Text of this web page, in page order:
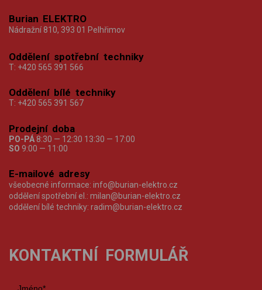
Burian ELEKTRO
Nádražní 810, 393 01 Pelhřimov
Oddělení spotřební techniky
T: +420 565 391 566
Oddělení bílé techniky
T: +420 565 391 567
Prodejní doba
PO-PÁ 8:30 — 12:30 13:30 — 17:00
SO 9:00 — 11:00
E-mailové adresy
všeobecné informace: info@burian-elektro.cz
oddělení spotřební el.: milan@burian-elektro.cz
oddělení bílé techniky: radim@burian-elektro.cz
KONTAKTNÍ FORMULÁŘ